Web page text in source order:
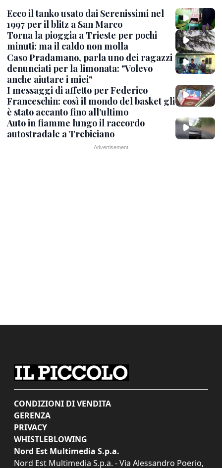
Ecco il tanko usato dai Serenissimi nel
1997 per il blitz a San Marco
Torna la pioggia a Trieste per pochi
minuti: ma il caldo non molla
Caso Pradamano, parla uno dei ragazzi
denunciati per la limonata: "Volevo
anche aiutare i miei"
I messaggi di affetto per Federico
Franceschin: così il mondo del basket gli
è stato accanto fino all’ultimo
Auto in fiamme lungo il raccordo
autostradale a Trebiciano
CONDIZIONI DI VENDITA
GERENZA
PRIVACY
WHISTLEBLOWING
Nord Est Multimedia S.p.a.
Nord Est Multimedia S.p.a. - Via Alessandro Poerio,